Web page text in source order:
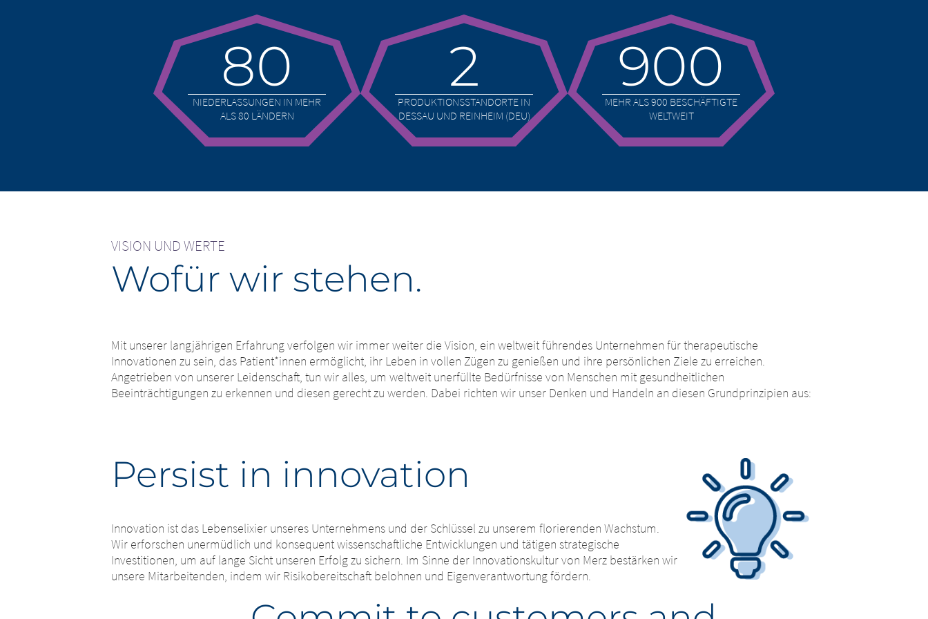
80
NIEDERLASSUNGEN IN MEHR
ALS 80 LÄNDERN
2
PRODUKTIONSSTANDORTE IN
DESSAU UND REINHEIM (DEU)
900
MEHR ALS 900 BESCHÄFTIGTE
WELTWEIT
VISION UND WERTE
Wofür wir stehen.
Mit unserer langjährigen Erfahrung verfolgen wir immer weiter die Vision, ein weltweit führendes Unternehmen für therapeutische
Innovationen zu sein, das Patient*innen ermöglicht, ihr Leben in vollen Zügen zu genießen und ihre persönlichen Ziele zu erreichen.
Angetrieben von unserer Leidenschaft, tun wir alles, um weltweit unerfüllte Bedürfnisse von Menschen mit gesundheitlichen
Beeinträchtigungen zu erkennen und diesen gerecht zu werden. Dabei richten wir unser Denken und Handeln an diesen Grundprinzipien aus:
Persist in innovation
Innovation ist das Lebenselixier unseres Unternehmens und der Schlüssel zu unserem florierenden Wachstum.
Wir erforschen unermüdlich und konsequent wissenschaftliche Entwicklungen und tätigen strategische
Investitionen, um auf lange Sicht unseren Erfolg zu sichern. Im Sinne der Innovationskultur von Merz bestärken wir
unsere Mitarbeitenden, indem wir Risikobereitschaft belohnen und Eigenverantwortung fördern.